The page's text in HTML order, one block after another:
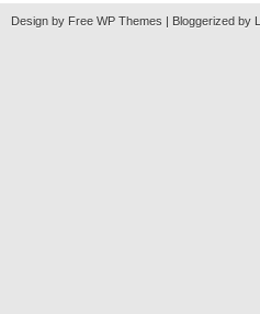
Design by Free WP Themes | Bloggerized by